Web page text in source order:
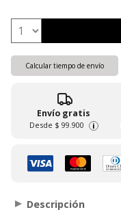
Calcular tiempo de envío
Envío gratis
Desde $ 99.900 i
Descripción